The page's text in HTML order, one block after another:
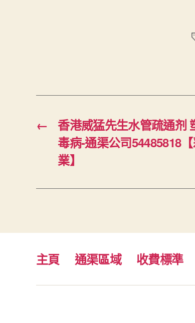
←
香港威猛先生水管疏通剂
毒病-通渠公司54485818
業】
主頁 通渠區域 收費標準